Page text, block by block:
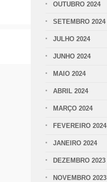
OUTUBRO 2024
SETEMBRO 2024
JULHO 2024
JUNHO 2024
MAIO 2024
ABRIL 2024
MARÇO 2024
FEVEREIRO 2024
JANEIRO 2024
DEZEMBRO 2023
NOVEMBRO 2023